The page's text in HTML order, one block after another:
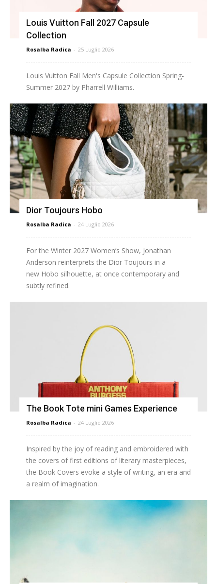
Louis Vuitton Fall 2027 Capsule
Collection
Rosalba Radica - 25 Luglio 2026
Louis Vuitton Fall Men's Capsule Collection Spring-
Summer 2027 by Pharrell Williams.
Dior Toujours Hobo
Rosalba Radica - 24 Luglio 2026
For the Winter 2027 Women’s Show, Jonathan
Anderson reinterprets the Dior Toujours in a
new Hobo silhouette, at once contemporary and
subtly refined.
The Book Tote mini Games Experience
Rosalba Radica - 24 Luglio 2026
Inspired by the joy of reading and embroidered with
the covers of first editions of literary masterpieces,
the Book Covers evoke a style of writing, an era and
a realm of imagination.